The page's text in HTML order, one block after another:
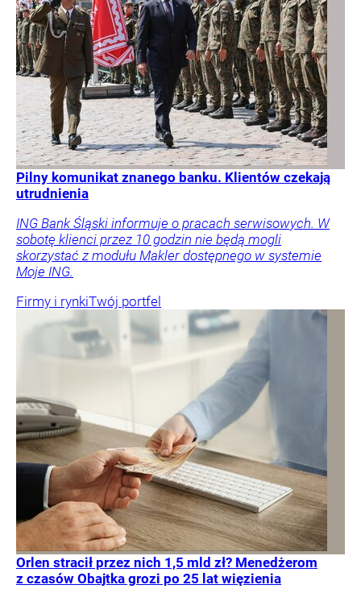
Pilny komunikat znanego banku. Klientów czekają
utrudnienia
ING Bank Śląski informuje o pracach serwisowych. W
sobotę klienci przez 10 godzin nie będą mogli
skorzystać z modułu Makler dostępnego w systemie
Moje ING.
Firmy i rynkiTwój portfel
Orlen stracił przez nich 1,5 mld zł? Menedżerom
z czasów Obajtka grozi po 25 lat więzienia